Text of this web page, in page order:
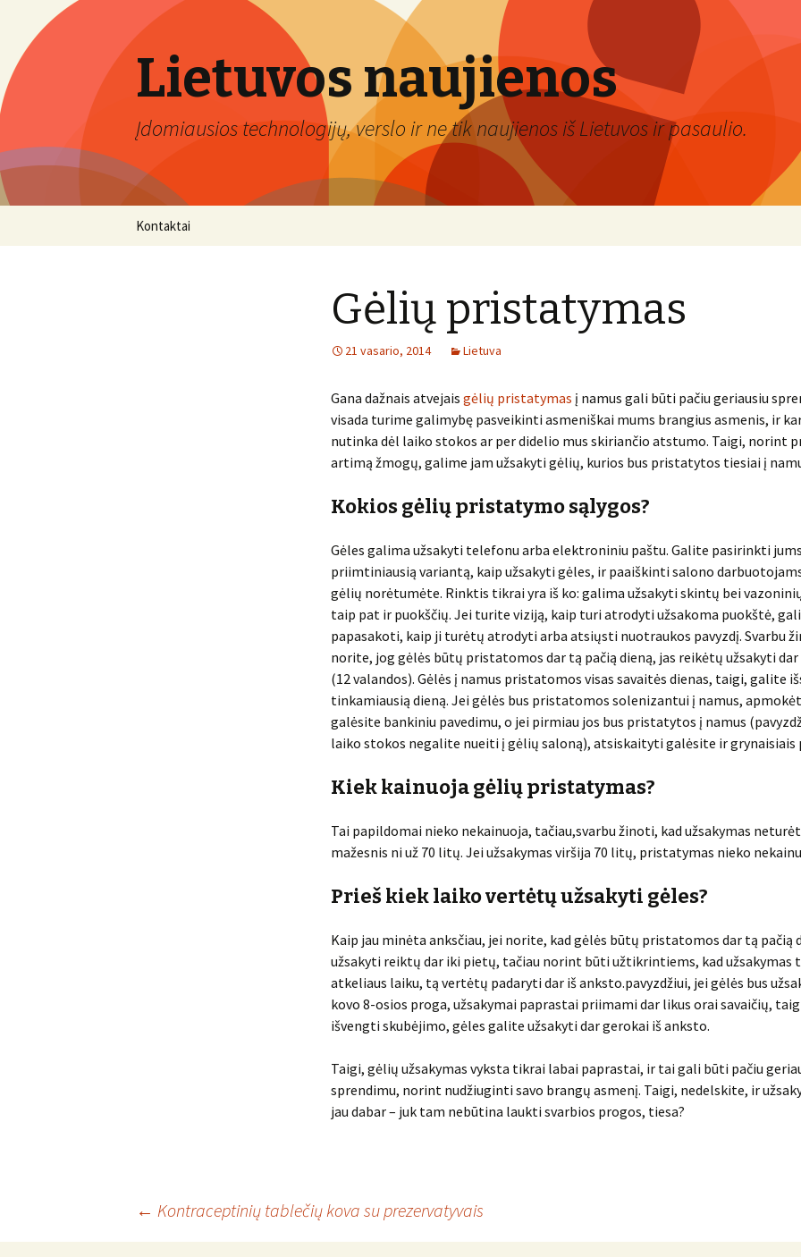
Lietuvos naujienos
Įdomiausios technologijų, verslo ir ne tik naujienos iš Lietuvos ir pasaulio.
Kontaktai
Gėlių pristatymas
21 vasario, 2014 Lietuva
Gana dažnais atvejais gėlių pristatymas į namus gali būti pačiu geriausiu
visada turime galimybę pasveikinti asmeniškai mums brangius asmenis, ir
nutinka dėl laiko stokos ar per didelio mus skiriančio atstumo. Taigi, norint
artimą žmogų, galime jam užsakyti gėlių, kurios bus pristatytos tiesiai į
Kokios gėlių pristatymo sąlygos?
Gėles galima užsakyti telefonu arba elektroniniu paštu. Galite pasirinkti jums
priimtiniausią variantą, kaip užsakyti gėles, ir paaiškinti salono
gėlių norėtumėte. Rinktis tikrai yra iš ko: galima užsakyti skintų bei
taip pat ir puokščių. Jei turite viziją, kaip turi atrodyti užsakoma puokštė,
papasakoti, kaip ji turėtų atrodyti arba atsiųsti nuotraukos pavyzdį. Svarbu
norite, jog gėlės būtų pristatomos dar tą pačią dieną, jas reikėtų užsakyti
(12 valandos). Gėlės į namus pristatomos visas savaitės dienas, taigi, galite
tinkamiausią dieną. Jei gėlės bus pristatomos solenizantui į namus,
galėsite bankiniu pavedimu, o jei pirmiau jos bus pristatytos į namus
laiko stokos negalite nueiti į gėlių saloną), atsiskaityti galėsite ir grynaisiais
Kiek kainuoja gėlių pristatymas?
Tai papildomai nieko nekainuoja, tačiau,svarbu žinoti, kad užsakymas
mažesnis ni už 70 litų. Jei užsakymas viršija 70 litų, pristatymas nieko
Prieš kiek laiko vertėtų užsakyti gėles?
Kaip jau minėta anksčiau, jei norite, kad gėlės būtų pristatomos dar tą pačią
užsakyti reiktų dar iki pietų, tačiau norint būti užtikrintiems, kad užsakymas
atkeliaus laiku, tą vertėtų padaryti dar iš anksto.pavyzdžiui, jei gėlės bus
kovo 8-osios proga, užsakymai paprastai priimami dar likus orai savaičių,
išvengti skubėjimo, gėles galite užsakyti dar gerokai iš anksto.
Taigi, gėlių užsakymas vyksta tikrai labai paprastai, ir tai gali būti pačiu
sprendimu, norint nudžiuginti savo brangų asmenį. Taigi, nedelskite, ir
jau dabar – juk tam nebūtina laukti svarbios progos, tiesa?
← Kontraceptinių tablečių kova su prezervatyvais